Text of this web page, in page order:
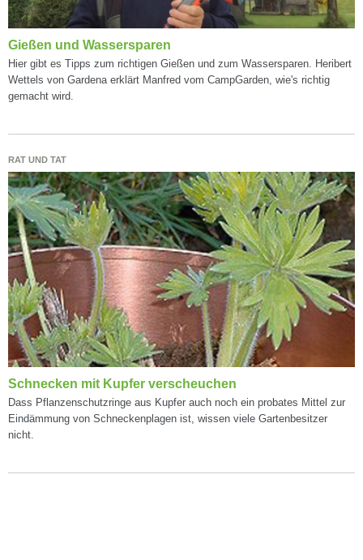
Gießen und Wassersparen
Hier gibt es Tipps zum richtigen Gießen und zum Wassersparen. Heribert
Wettels von Gardena erklärt Manfred vom CampGarden, wie's richtig
gemacht wird.
RAT UND TAT
Schnecken mit Kupfer verscheuchen
Dass Pflanzenschutzringe aus Kupfer auch noch ein probates Mittel zur
Eindämmung von Schneckenplagen ist, wissen viele Gartenbesitzer
nicht.